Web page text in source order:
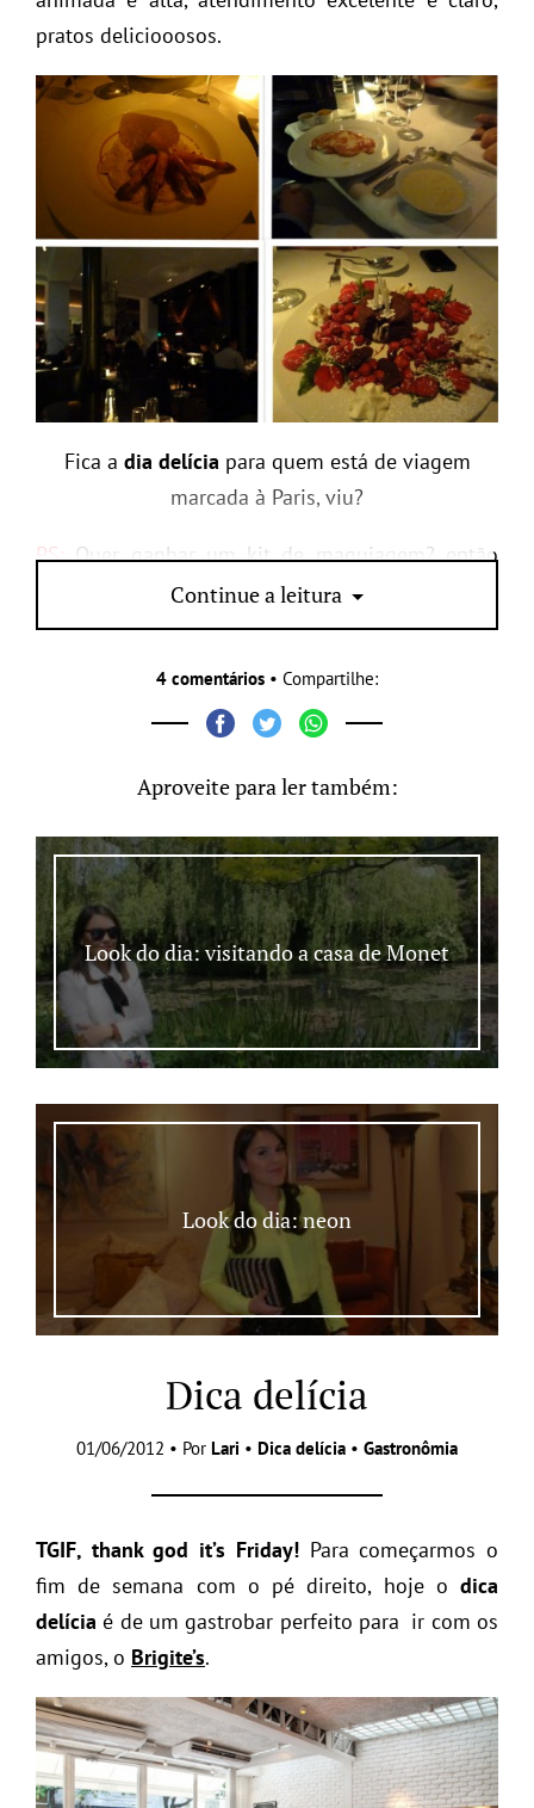
pratos deliciooosos.
Fica a dia delícia para quem está de viagem
marcada à Paris, viu?
PS:Quer ganhar um kit de maquiagem? então
participe do SORTEIO. Só clicar AQUI
Continue a leitura
4 comentários • Compartilhe:
Aproveite para ler também:
Look do dia: visitando a casa de Monet
Look do dia: neon
Dica delícia
01/06/2012 • Por Lari • Dica delícia • Gastronômia
TGIF, thank god it’s Friday!Para começarmos o
fim de semana com o pé direito, hoje o dica
delícia é de um gastrobar perfeito para ir com os
amigos, o Brigite’s.